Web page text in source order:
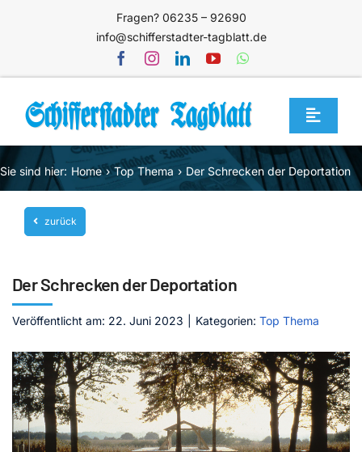
Fragen? 06235 – 92690
info@schifferstadter-tagblatt.de
Toggle
Home
Themen
Blog
Service
Mediathek
Jetzt abonnieren
Kontakt
Sie sind hier: Home Top Thema Der Schrecken der Deportation
zurück
Der Schrecken der Deportation
Veröffentlicht am: 22. Juni 2023 Kategorien: Top Thema